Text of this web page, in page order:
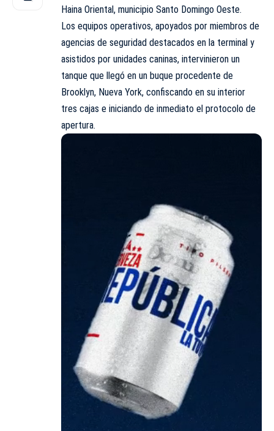
Haina Oriental, municipio Santo Domingo Oeste.
Los equipos operativos, apoyados por miembros de
agencias de seguridad destacados en la terminal y
asistidos por unidades caninas, intervinieron un
tanque que llegó en un buque procedente de
Brooklyn, Nueva York, confiscando en su interior
tres cajas e iniciando de inmediato el protocolo de
apertura.